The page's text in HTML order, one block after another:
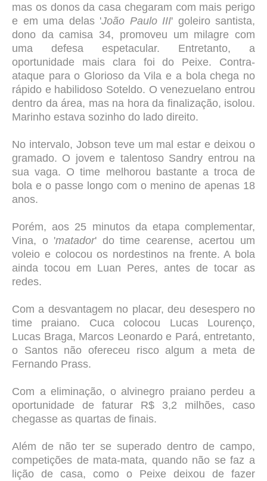
mas os donos da casa chegaram com mais perigo
e em uma delas 'João Paulo III' goleiro santista,
dono da camisa 34, promoveu um milagre com
uma defesa espetacular. Entretanto, a
oportunidade mais clara foi do Peixe. Contra-
ataque para o Glorioso da Vila e a bola chega no
rápido e habilidoso Soteldo. O venezuelano entrou
dentro da área, mas na hora da finalização, isolou.
Marinho estava sozinho do lado direito.
No intervalo, Jobson teve um mal estar e deixou o
gramado. O jovem e talentoso Sandry entrou na
sua vaga. O time melhorou bastante a troca de
bola e o passe longo com o menino de apenas 18
anos.
Porém, aos 25 minutos da etapa complementar,
Vina, o 'matador' do time cearense, acertou um
voleio e colocou os nordestinos na frente. A bola
ainda tocou em Luan Peres, antes de tocar as
redes.
Com a desvantagem no placar, deu desespero no
time praiano. Cuca colocou Lucas Lourenço,
Lucas Braga, Marcos Leonardo e Pará, entretanto,
o Santos não ofereceu risco algum a meta de
Fernando Prass.
Com a eliminação, o alvinegro praiano perdeu a
oportunidade de faturar R$ 3,2 milhões, caso
chegasse as quartas de finais.
Além de não ter se superado dentro de campo,
competições de mata-mata, quando não se faz a
lição de casa, como o Peixe deixou de fazer